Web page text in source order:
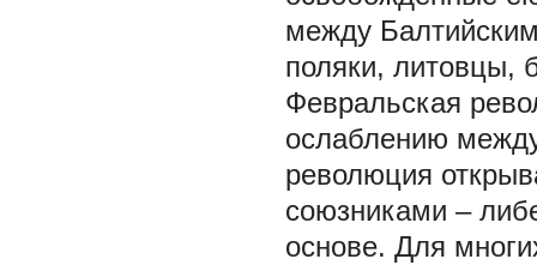
между
поляки, литовцы,
Февральская
ослаблению
революция
союзниками –
основе. Для